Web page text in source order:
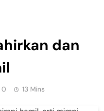
dan
0 13 Mins